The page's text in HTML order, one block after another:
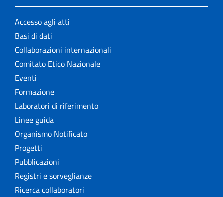
Accesso agli atti
Basi di dati
Collaborazioni internazionali
Comitato Etico Nazionale
Eventi
Formazione
Laboratori di riferimento
Linee guida
Organismo Notificato
Progetti
Pubblicazioni
Registri e sorveglianze
Ricerca collaboratori